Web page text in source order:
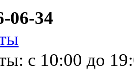
06-34
с 10:00 до